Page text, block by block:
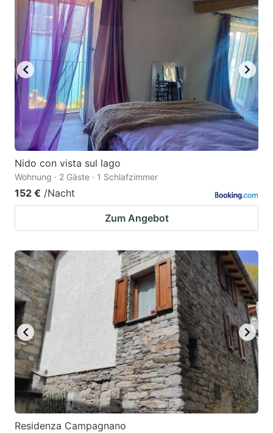
Nido con vista sul lago
Wohnung · 2 Gäste · 1 Schlafzimmer
152 € /Nacht
Zum Angebot
Residenza Campagnano